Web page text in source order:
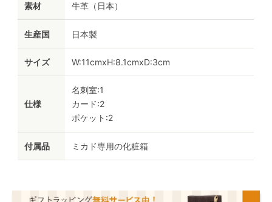
素材 牛革（日本）
生産国 日本製
サイズ W:11cmxH:8.1cmxD:3cm
仕様
名刺室:1
カード:2
ポケット:2
付属品 ミカド専用の化粧箱